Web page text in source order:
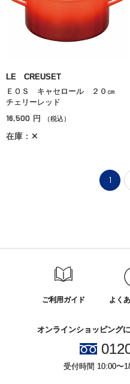
LE CREUSET
ＥＯＳ キャセロール ２０㎝
チェリーレッド
16,500 円 （税込）
在庫：✕
1
ご利用ガイド よく
オンラインショッピング
受付時間 10:00〜